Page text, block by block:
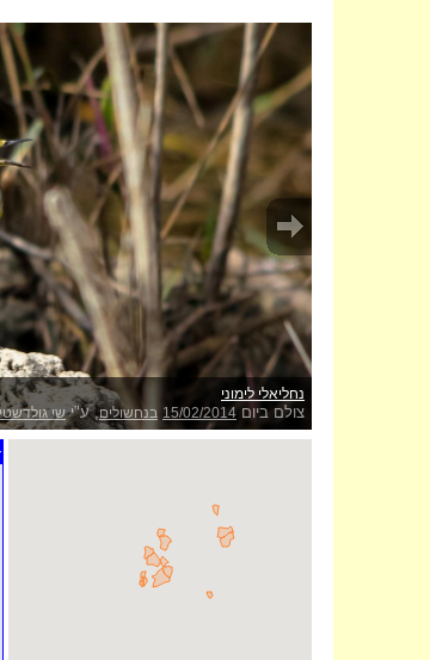
נחליאלי לימוני
צולם ביום15/02/2014 בנחשולים, ע"ישי